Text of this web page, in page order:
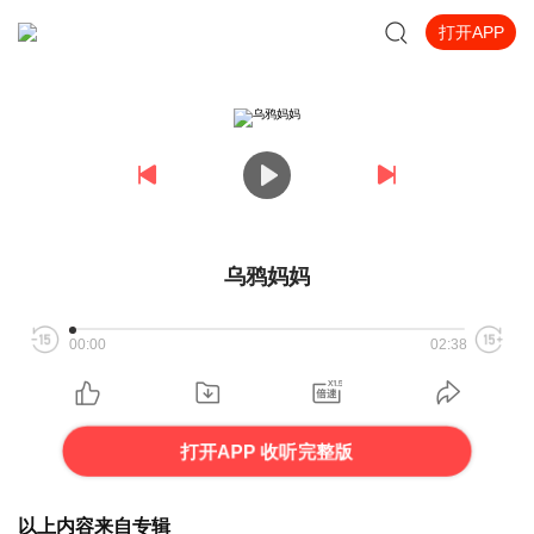
打开APP
乌鸦妈妈
00:00 02:38
打开APP 收听完整版
以上内容来自专辑